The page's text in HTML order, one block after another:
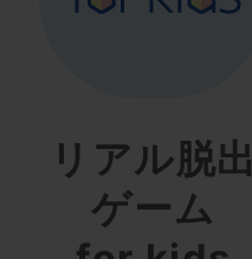
リアル脱出
ゲーム